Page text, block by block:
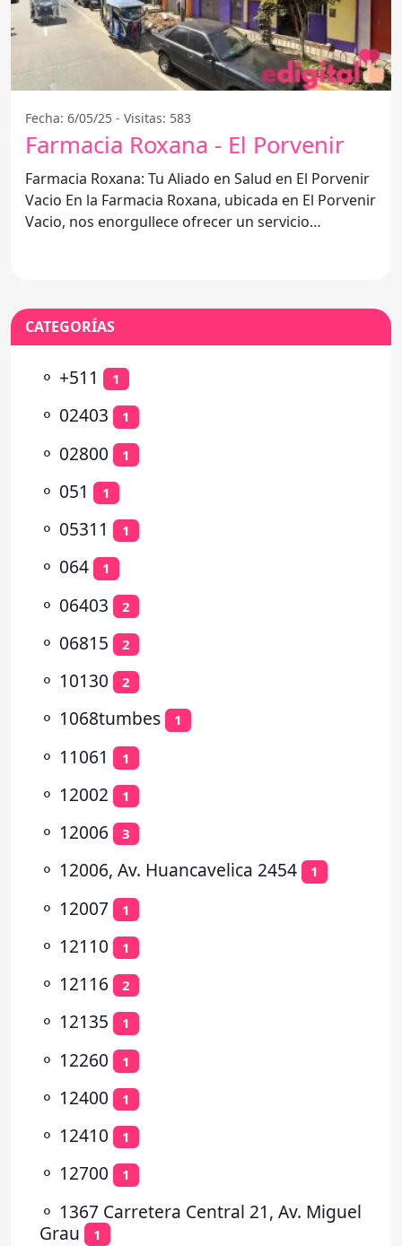
Fecha: 6/05/25 - Visitas: 583
Farmacia Roxana - El Porvenir
Farmacia Roxana: Tu Aliado en Salud en El Porvenir
Vacio En la Farmacia Roxana, ubicada en El Porvenir
Vacio, nos enorgullece ofrecer un servicio
CATEGORÍAS
⚬ +511 1
⚬ 02403 1
⚬ 02800 1
⚬ 051 1
⚬ 05311 1
⚬ 064 1
⚬ 06403 2
⚬ 06815 2
⚬ 10130 2
⚬ 1068tumbes 1
⚬ 11061 1
⚬ 12002 1
⚬ 12006 3
⚬ 12006, Av. Huancavelica 2454 1
⚬ 12007 1
⚬ 12110 1
⚬ 12116 2
⚬ 12135 1
⚬ 12260 1
⚬ 12400 1
⚬ 12410 1
⚬ 12700 1
⚬ 1367 Carretera Central 21, Av. Miguel
Grau
1